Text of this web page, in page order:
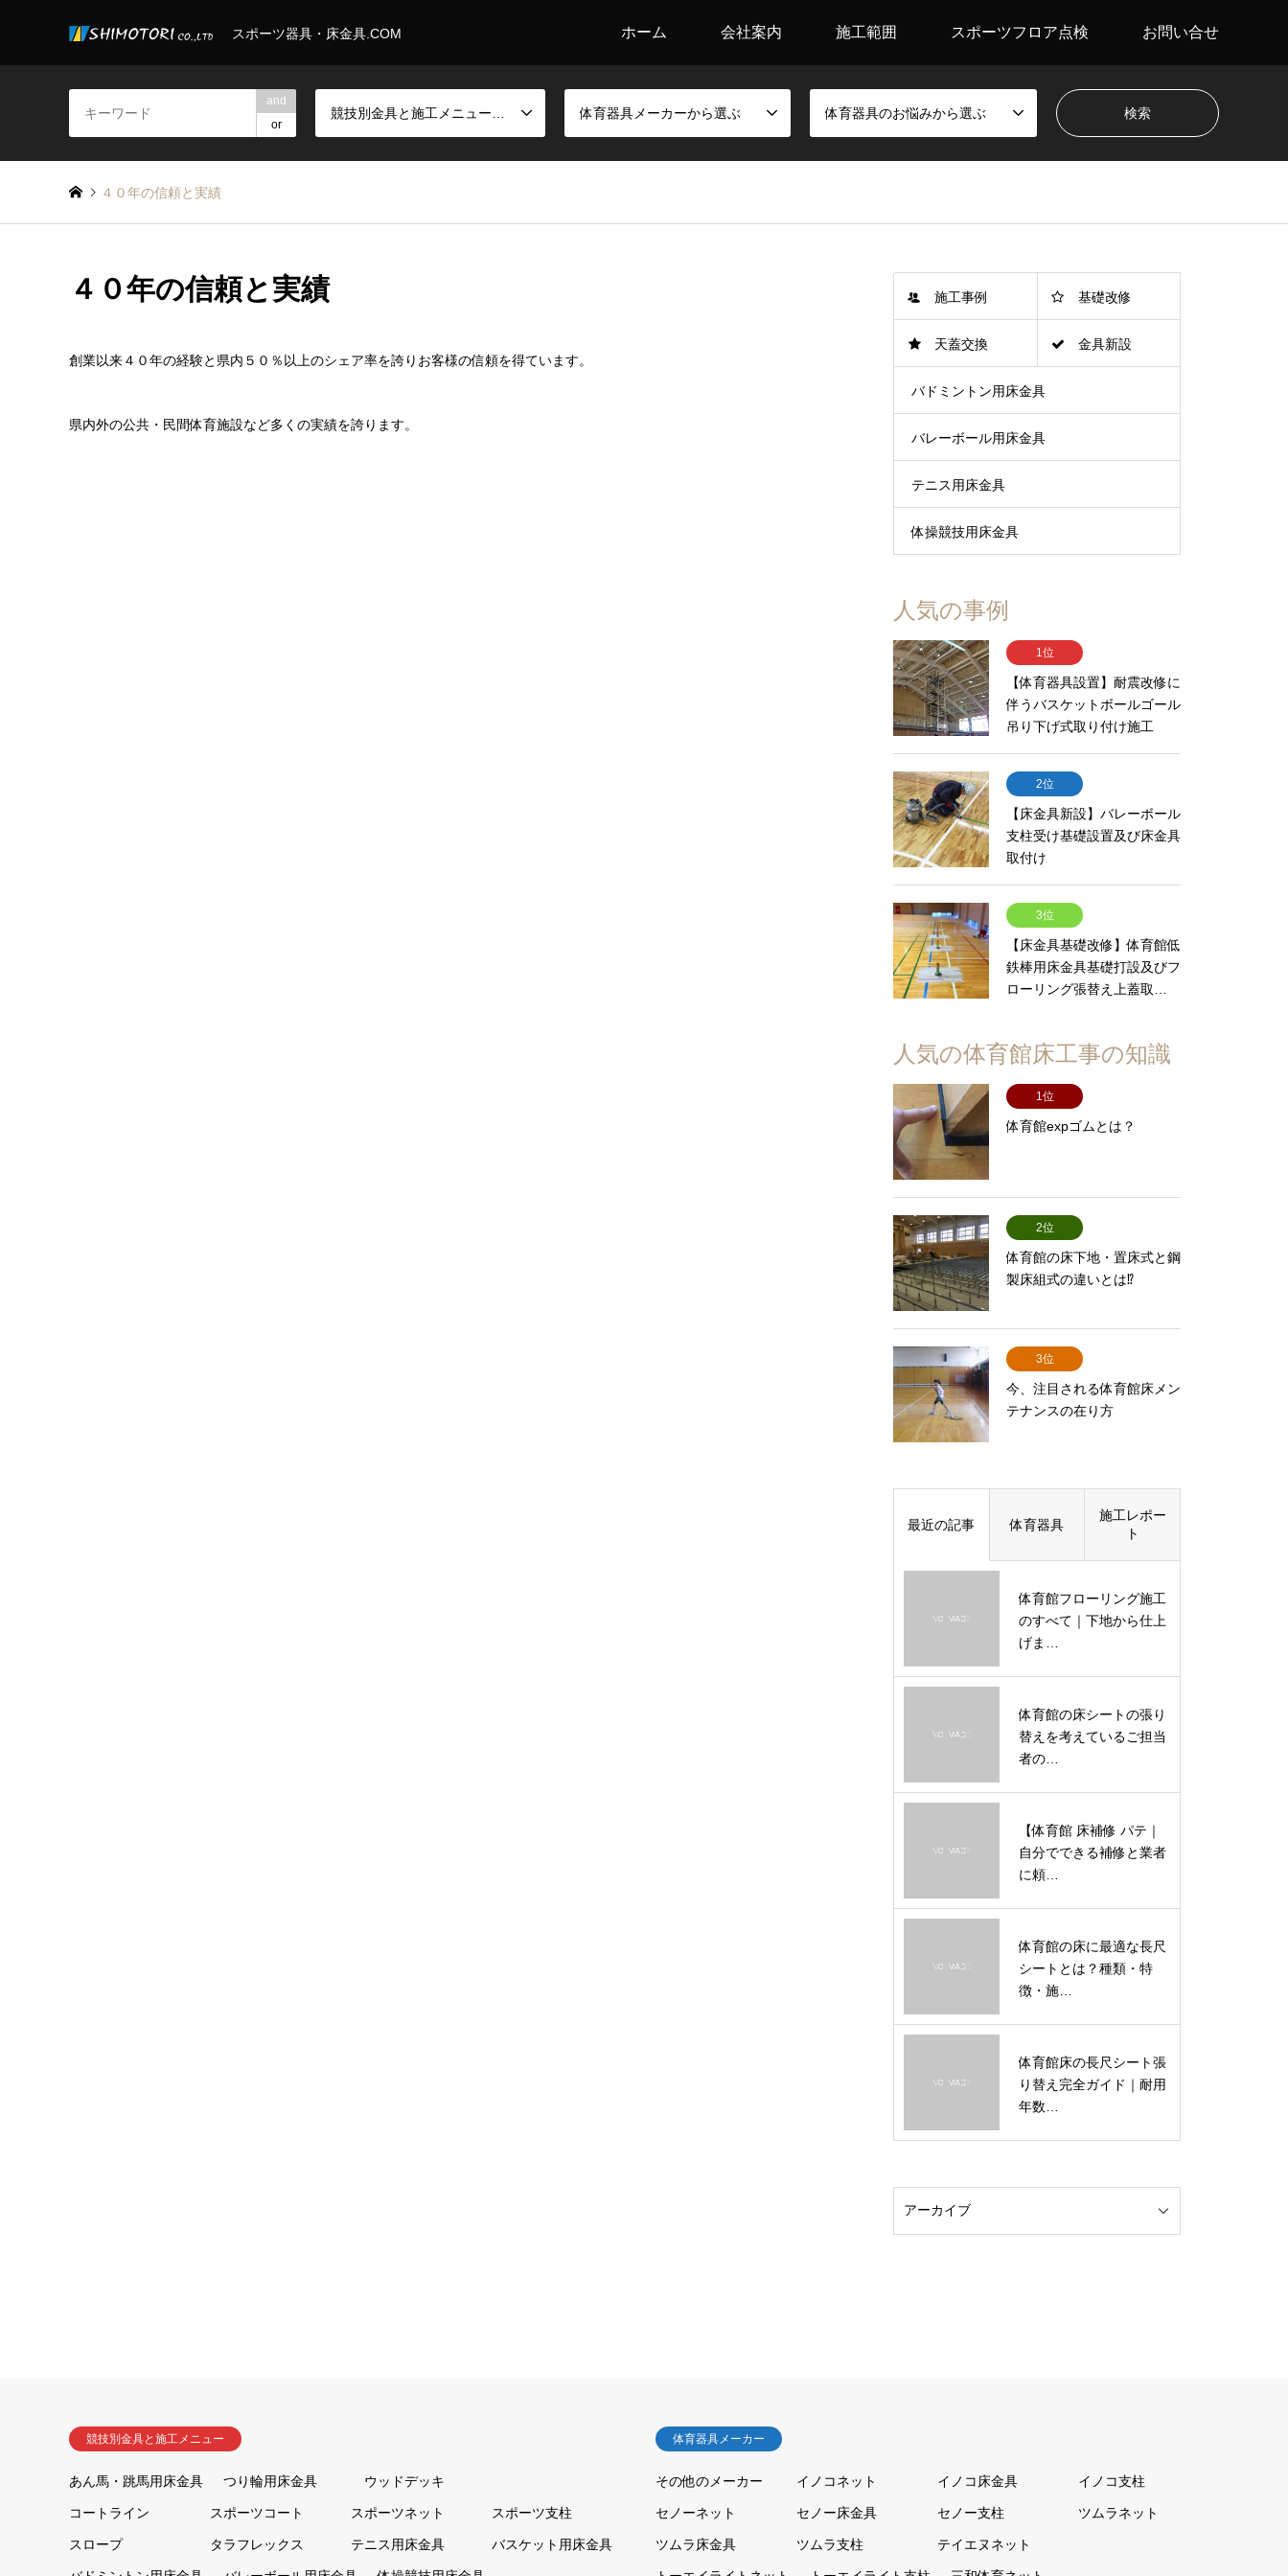
スポーツ器具・床金具.COM ホーム 会社案内 施工範囲 スポーツフロア点検 お問い合せ
and
or
体育器具メーカーから選ぶ 体育器具のお悩みから選ぶ
４０年の信頼と実績
４０年の信頼と実績
創業以来４０年の経験と県内５０％以上のシェア率を誇りお客様の信頼を得ています。
県内外の公共・民間体育施設など多くの実績を誇ります。
施工事例 基礎改修
天蓋交換 金具新設
バドミントン用床金具
バレーボール用床金具
テニス用床金具
体操競技用床金具
人気の事例
1位
【体育器具設置】耐震改修に
伴うバスケットボールゴール
吊り下げ式取り付け施工
2位
【床金具新設】バレーボール
支柱受け基礎設置及び床金具
取付け
3位
【床金具基礎改修】体育館低
鉄棒用床金具基礎打設及びフ
ローリング張替え上蓋取…
人気の体育館床工事の知識
1位
体育館expゴムとは？
2位
体育館の床下地・置床式と鋼
製床組式の違いとは⁉
3位
今、注目される体育館床メン
テナンスの在り方
最近の記事 体育器具
施工レポー
ト
体育館フローリング施工
のすべて｜下地から仕上
げま…
体育館の床シートの張り
替えを考えているご担当
者の…
【体育館 床補修 パテ｜
自分でできる補修と業者
に頼…
体育館の床に最適な長尺
シートとは？種類・特
徴・施…
体育館床の長尺シート張
り替え完全ガイド｜耐用
年数…
競技別金具と施工メニュー
あん馬・跳馬用床金具 つり輪用床金具 ウッドデッキ
コートライン スポーツコート スポーツネット スポーツ支柱
スロープ タラフレックス テニス用床金具 バスケット用床金具
体育器具メーカー
その他のメーカー イノコネット イノコ床金具 イノコ支柱
セノーネット セノー床金具 セノー支柱 ツムラネット
ツムラ床金具 ツムラ支柱 テイエヌネット